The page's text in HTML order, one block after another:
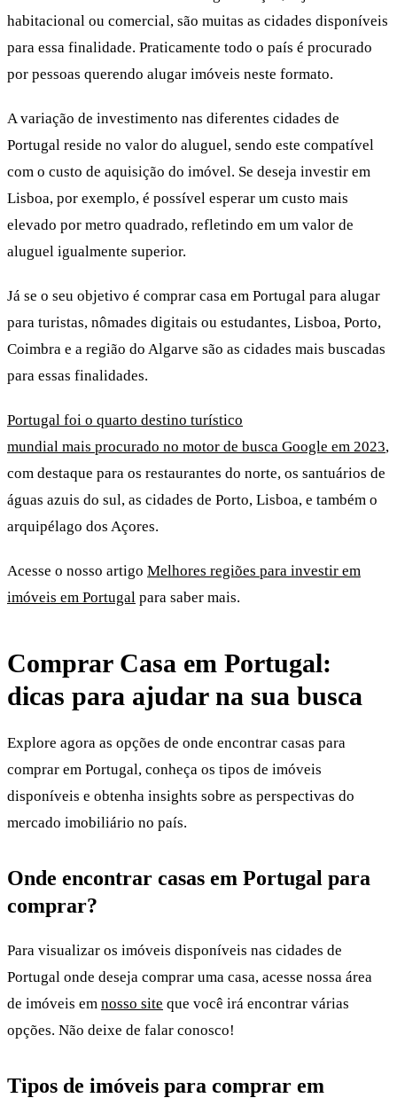
habitacional ou comercial, são muitas as cidades disponíveis
para essa finalidade. Praticamente todo o país é procurado
por pessoas querendo alugar imóveis neste formato.
A variação de investimento nas diferentes cidades de
Portugal reside no valor do aluguel, sendo este compatível
com o custo de aquisição do imóvel. Se deseja investir em
Lisboa, por exemplo, é possível esperar um custo mais
elevado por metro quadrado, refletindo em um valor de
aluguel igualmente superior.
Já se o seu objetivo é comprar casa em Portugal para alugar
para turistas, nômades digitais ou estudantes, Lisboa, Porto,
Coimbra e a região do Algarve são as cidades mais buscadas
para essas finalidades.
Portugal foi o quarto destino turístico
mundial mais procurado no motor de busca Google em 2023,
com destaque para os restaurantes do norte, os santuários de
águas azuis do sul, as cidades de Porto, Lisboa, e também o
arquipélago dos Açores.
Acesse o nosso artigo Melhores regiões para investir em
imóveis em Portugal para saber mais.
Comprar Casa em Portugal:
dicas para ajudar na sua busca
Explore agora as opções de onde encontrar casas para
comprar em Portugal, conheça os tipos de imóveis
disponíveis e obtenha insights sobre as perspectivas do
mercado imobiliário no país.
Onde encontrar casas em Portugal para
comprar?
Para visualizar os imóveis disponíveis nas cidades de
Portugal onde deseja comprar uma casa, acesse nossa área
de imóveis em nosso site que você irá encontrar várias
opções. Não deixe de falar conosco!
Tipos de imóveis para comprar em